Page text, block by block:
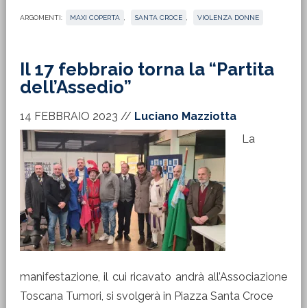
ARGOMENTI: MAXI COPERTA SANTA CROCE VIOLENZA DONNE
Il 17 febbraio torna la “Partita
dell’Assedio”
14 FEBBRAIO 2023 // Luciano Mazziotta
La
manifestazione, il cui ricavato andrà all’Associazione
Toscana Tumori, si svolgerà in Piazza Santa Croce